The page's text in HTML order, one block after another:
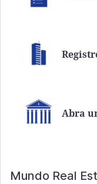
Abra
Mundo Real